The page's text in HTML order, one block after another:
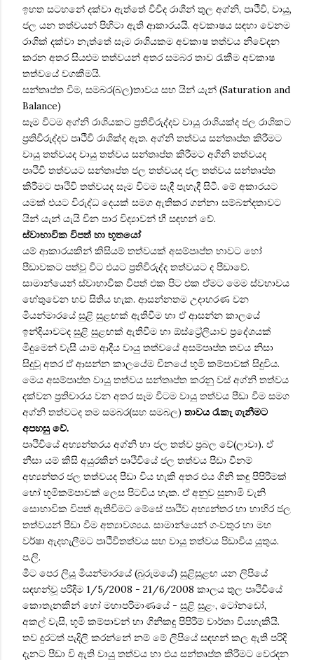
ඉහත සටහනේ දක්වා ඇත්තේ විවිද රාශීන් තුල අග්නි, පෘථිවි, වායූ,
ජල යන තත්වයන් පිහිටා ඇති ආකාරයයි. අවකාෂය සඳහා වෙනම
රාශික් දක්වා නැත්තේ සෑම රාශියකම අවකාෂ තත්වය නිවේදන
කරන අතර සියළුම තත්වයන් අතර සමබර තාව රැකීම අවකාෂ
තත්වයේ වගකීමයි.
සන්තෘප්ත වීම, සමබර(බල)තාවය සහ යින් යැන් (Saturation and
Balance)
සෑම විටම අග්නි රාශියකට ප්‍රතිවිරුද්දව වායු රාශියක්ද ජල රාශිකට
ප්‍රතිවිරුද්දව පෘථිවි රාශික්ද ඇත. අග්නි තත්වය සන්තෘප්ත කිරීමට
වායු තත්වයද වායු තත්වය සන්තෘප්ත කිරීමට අගිනි තත්වයද
පෘථිවි තත්වයට සන්තෘප්ත ජල තත්වයද ජල තත්වය සන්තෘප්ත
කිරීමට පෘථිවි තත්වයද සෑම විටම සැදී පැහැදී සිටී. මේ අකාරයට
යමක් එයට විරුද්ධ දෙයක් සමග ඇතිකර ගන්නා සම්බන්දතාවට
යින් යැන් යැයි චීන පාර විද්‍යාවන් හී සඳහන් වේ.
ස්වාභාවික විපත් හා භූතයෝ
යම් ආකාරයකින් කිසියම් තත්වයක් අසම්පෘප්ත භාව‍ට හෝ
පීඩාවකට පත්වූ විට එයට ප්‍රතිවිරුද්ද තත්වයට ද පීඩාවේ.
සාමාන්යෙන් ස්වාභාවික විපත් එක පිට එක ඒමට මෙම ස්වභාවය
හේතුවෙන භව සිතිය හැක. ආසන්නතම උදාහරණ වන
මියන්මාරයේ සුළි සුළඟක් ඇතිවීම හා ඒ ආසන්න කාලයේ
ඉන්දියාවටද සුළි සුළඟක් ඇතිවීම හා ඕස්ට්‍රේලියාව ප්‍රදේශයක්
මීදුමෙන් වැසී යාම ආදීය වායු තත්වයේ අසම්පෘප්ත තවය නිසා
සිදුවූ අතර ඒ ආසන්න කාලයේම චීනයේ භූමි කම්පාවක් සිදුවිය.
මෙය අසම්පෘප්ත වායු තත්වය සන්තෘප්ත කරනු වස් අග්නි තත්වය
දක්වන ප්‍රතිචාරය වන අතර සෑම විටම වායු තත්වය පීඩා වීම සමග
අග්නි තත්වටද තම සමබර(සහ සමබල) තාවය රැකැ ගැනීමට
අපහසු වේ.
පෘථිවියේ අභ්‍යන්තරය අග්නි හා ජල තත්ව ප්‍රබල වේ(ලාවා). ඒ
නීසා යම් කිසි අයුරකින් පෘථිවියේ ජල තත්වය පීඩා වීනම්
අභ්‍යන්තර ජල තත්වයද පීඩා විය හැකි අතර එය ගිනි කඳු පිපිරීමක්
හෝ භූමිකම්පාවක් ලෙස පිටවිය හැක. ඒ අනුව සුනාමි වැනි
සොභාවික විපත් ඇතිවීමට මේසේ පෘථිව අභ්‍යන්තර හා භාහිර ජල
තත්වයන් පීඩා වීම අත්‍යාවශ්‍යය. සාමාන්යෙන් ගංවතුර හා මහ
වර්ෂා ඇදහැලීමට පෘථිවිතත්වය සහ වායු තත්වය පිඩාවිය යුතුය.
ප.ලි.
මීට පෙර ලියූ මියන්මාරයේ (බුරුම‍යේ) සුළිසුළඟ යන ලිපියේ
සඳහන්වූ පරිදිම 1/5/2008 - 21/6/2008 කාලය තුල ‍පෘථිවියේ
කොතැනකින් හෝ මහාපරිමාණයේ - සුළි සුළං, ටෝනඩෝ,
අකල් වැසි, භූමි කම්පාවන් හා ගිනිකඳු පිපිරීම් වාර්තා වියහැකියි.
තව දුරටත් පැදිලි කරන්නේ නම් මේ ලිපියේ සඳහන් කල ඇති පරිදි
දැනට පීඩා වි ඇති වායු තත්වය හා එය සන්තෘප්ත කිරීමට වෙරදන